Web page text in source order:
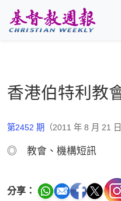
香港伯特利教
第2452 期 （2011 年 8 月 21 日
◎ 教會、機構短訊
分享：